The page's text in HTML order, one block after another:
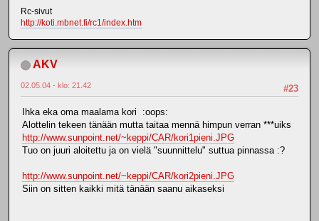
Rc-sivut
http://koti.mbnet.fi/rc1/index.htm
AKV
#23
02.05.04 - klo: 21.42
Ihka eka oma maalama kori :oops:
Alottelin tekeen tänään mutta taitaa mennä himpun verran ***uiks
http://www.sunpoint.net/~keppi/CAR/kori1pieni.JPG
Tuo on juuri aloitettu ja on vielä "suunnittelu" suttua pinnassa :?
http://www.sunpoint.net/~keppi/CAR/kori2pieni.JPG
Siin on sitten kaikki mitä tänään saanu aikaseksi